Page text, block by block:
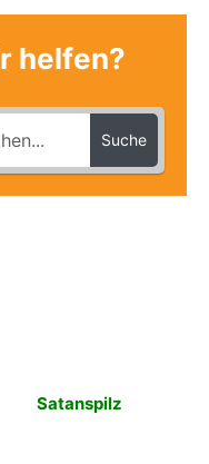
helfen?
Suche
Satanspilz